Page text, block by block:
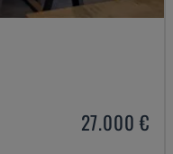
27.000 €